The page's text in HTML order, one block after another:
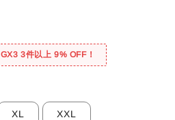
GX3 3件以上 9% OFF！
XL XXL